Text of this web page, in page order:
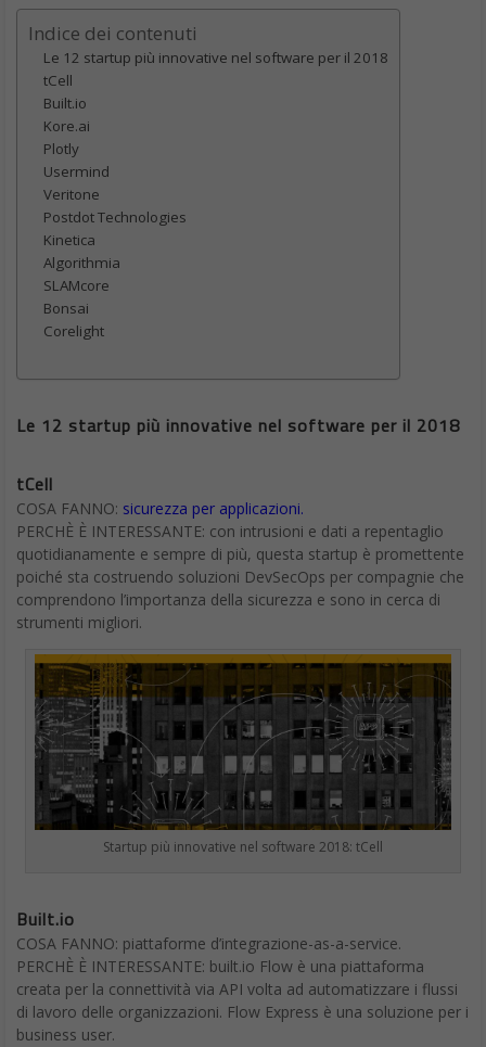
Indice dei contenuti
Le 12 startup più innovative nel software per il 2018
tCell
Built.io
Kore.ai
Plotly
Usermind
Veritone
Postdot Technologies
Kinetica
Algorithmia
SLAMcore
Bonsai
Corelight
Le 12 startup più innovative nel software per il 2018
tCell
COSA FANNO: sicurezza per applicazioni.
PERCHÈ È INTERESSANTE: con intrusioni e dati a repentaglio
quotidianamente e sempre di più, questa startup è promettente
poiché sta costruendo soluzioni DevSecOps per compagnie che
comprendono l’importanza della sicurezza e sono in cerca di
strumenti migliori.
Startup più innovative nel software 2018: tCell
Built.io
COSA FANNO: piattaforme d’integrazione-as-a-service.
PERCHÈ È INTERESSANTE: built.io Flow è una piattaforma
creata per la connettività via API volta ad automatizzare i flussi
di lavoro delle organizzazioni. Flow Express è una soluzione per i
business user.